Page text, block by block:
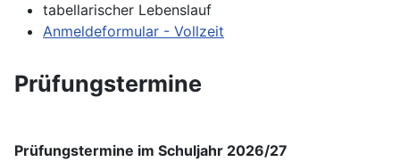
tabellarischer Lebenslauf
Anmeldeformular - Vollzeit
Prüfungstermine
Prüfungstermine im Schuljahr 2026/27